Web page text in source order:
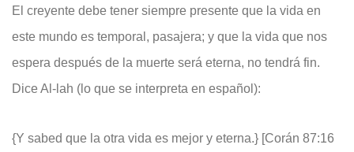
El creyente debe tener siempre presente que la vida en
este mundo es temporal, pasajera; y que la vida que nos
espera después de la muerte será eterna, no tendrá fin.
Dice Al-lah (lo que se interpreta en español):
{Y sabed que la otra vida es mejor y eterna.} [Corán 87:16